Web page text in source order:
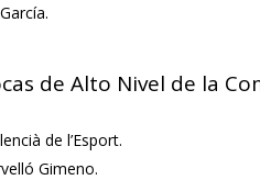
de Alto Nivel de la
de l’Esport.
Gimeno.